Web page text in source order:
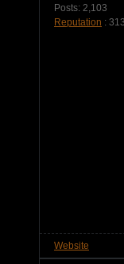
Posts: 2,103
Reputation : 313
Website